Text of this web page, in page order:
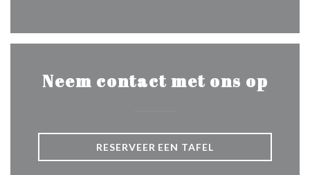
Neem contact met ons op
RESERVEER EEN TAFEL